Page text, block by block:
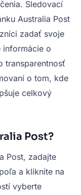
Sledovací
Australia Post
zadať svoje
informácie o
transparentnosť
o tom, kde
celkový
Post?
Post, zadajte
a kliknite na
vyberte